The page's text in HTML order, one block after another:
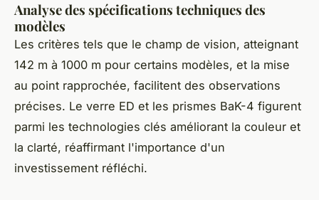
Analyse des spécifications techniques des
modèles
Les critères tels que le champ de vision, atteignant
142 m à 1000 m pour certains modèles, et la mise
au point rapprochée, facilitent des observations
précises. Le verre ED et les prismes BaK-4 figurent
parmi les technologies clés améliorant la couleur et
la clarté, réaffirmant l'importance d'un
investissement réfléchi.